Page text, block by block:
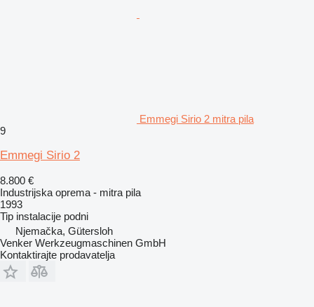
Emmegi Sirio 2 mitra pila
9
Emmegi Sirio 2
8.800 €
Industrijska oprema - mitra pila
1993
Tip instalacije podni
Njemačka, Gütersloh
Venker Werkzeugmaschinen GmbH
Kontaktirajte prodavatelja